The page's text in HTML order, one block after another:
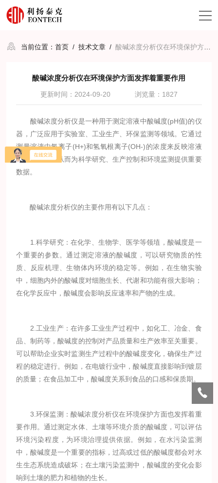
当前位置：首页 /技术文章 /酸碱浓度分析仪在环境保护方面发挥着重要作用
酸碱浓度分析仪在环境保护方面发挥着重要作用
更新时间：2024-09-20 浏览量：1827
酸碱浓度分析仪是一种用于测定溶液中酸碱度(pH值)的仪
器，广泛应用于实验室、工业生产、环保监测等领域。它通过
测量溶液中氢离子(H+)和氢氧根离子(OH-)的浓度来反映溶液
的酸碱性质，从而为科学研究、生产控制和环境监测提供重要
数据。
酸碱浓度分析仪的主要作用有以下几点：
1.科学研究：在化学、生物学、医学等领埴，酸碱度是一
个重要的参数。通过测定溶液的酸碱度，可以研究物质的性
质、反应机理、生物体内环境的稳定等。例如，在生物实验
中，细胞内外的酸碱度对细胞生长、代谢和功能有很大影响；
在化学反应中，酸碱度会影响反应速率和产物的生成。
2.工业生产：在许多工业生产过程中，如化工、冶金、食
品、制药等，酸碱度的控制对产品质量和生产效率至关重要。
可以帮助企业实时监测生产过程中的酸碱度变化，确保生产过
程的稳定进行。例如，在电镀行业中，酸碱度直接影响到镀层
的质量；在食品加工中，酸碱度关系到食品的口感和保质期。
3.环保监测：酸碱浓度分析仪在环境保护方面也发挥着重
要作用。通过测定水体、土壤等环境介质的酸碱度，可以评估
环境污染程度，为环境治理提供依据。例如，在水污染监测
中，酸碱度是一个重要的指标，过高或过低的酸碱度都会对水
生生态系统造成破坏；在土壤污染监测中，酸碱度的变化会影
响到土壤的肥力和植物的生长。